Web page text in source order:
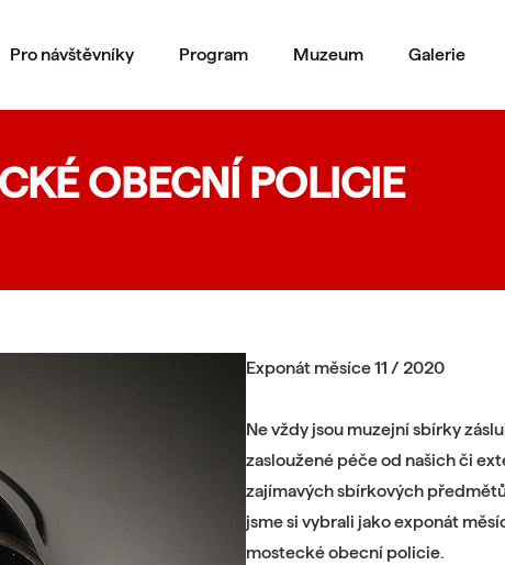
Pro návštěvníky Program Muzeum Galerie
OBECNÍ POLICIE
Exponát měsíce 11 / 2020
Ne vždy jsou muzejní sbírky
zasloužené péče od našich či
zajímavých sbírkových
jsme si vybrali jako exponát
mostecké obecní policie.